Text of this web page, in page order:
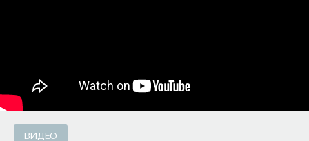
ВИДЕО
ВЯЧЕСЛАВ ДУБЫНИН СОХРАНИТЬ В ЗАКЛАДКИ